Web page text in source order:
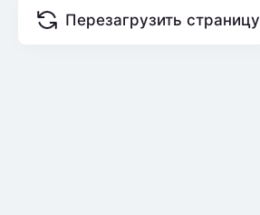
Перезагрузить страницу